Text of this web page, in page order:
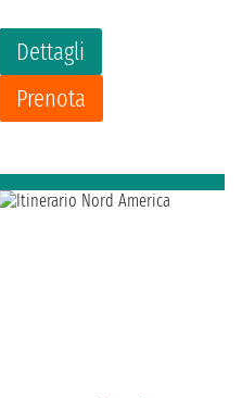
Dettagli
Prenota